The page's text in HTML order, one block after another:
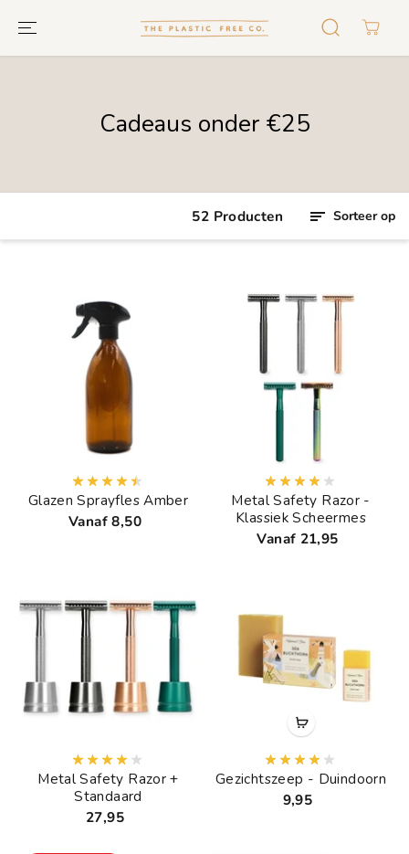
Cadeaus onder €25
52 Producten Sorteer op
Glazen Sprayfles Amber
Vanaf 8,50
Metal Safety Razor -
Klassiek Scheermes
Vanaf 21,95
Metal Safety Razor +
Standaard
27,95
Gezichtszeep - Duindoorn
9,95